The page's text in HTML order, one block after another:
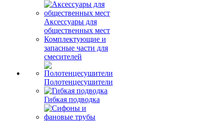
Аксессуары для
общественных мест
Комплектующие и
запасные части для
смесителей
Полотенцесушители
Гибкая подводка